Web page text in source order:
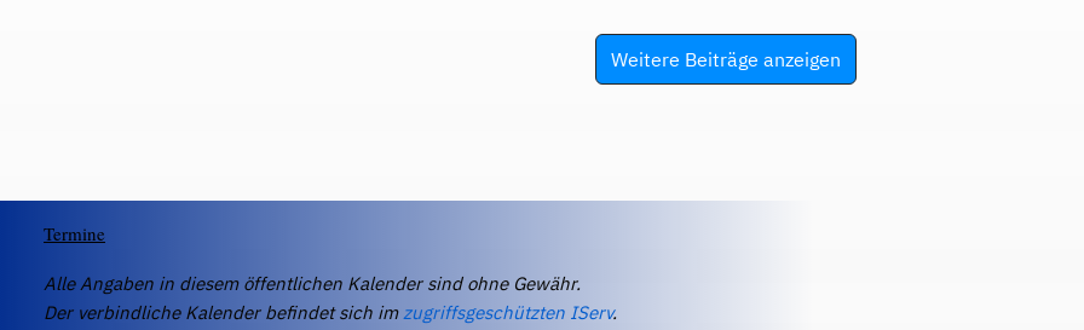
Weitere Beiträge anzeigen
Termine
Alle Angaben in diesem öffentlichen Kalender sind ohne Gewähr.
Der verbindliche Kalender befindet sich imzugriffsgeschützten IServ.